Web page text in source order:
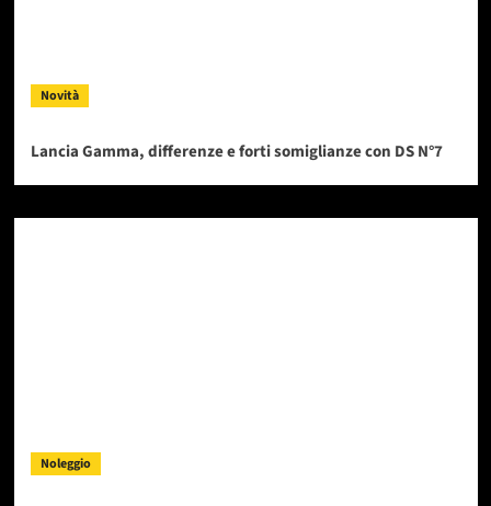
Novità
Lancia Gamma, differenze e forti somiglianze con DS N°7
Noleggio